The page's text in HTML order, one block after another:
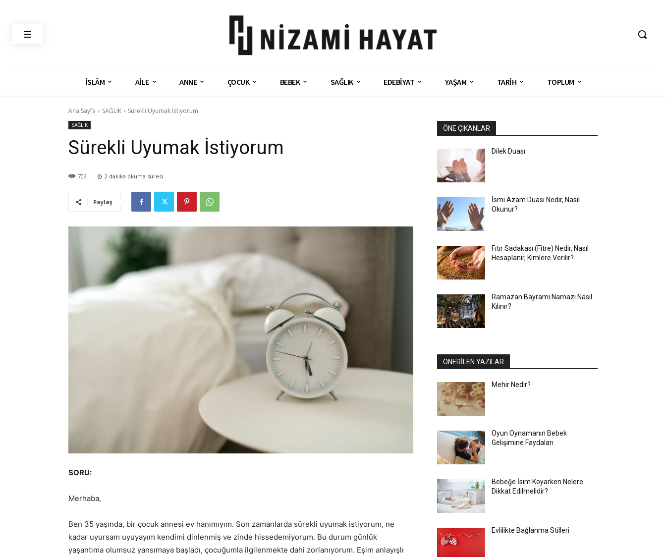
İSLÂM AİLE ANNE ÇOCUK BEBEK SAĞLIK EDEBİYAT YAŞAM TARİH TOPLUM
Ana Sayfa SAĞLIK Sürekli Uyumak İstiyorum
SAĞLIK
Sürekli Uyumak İstiyorum
703 2 dakika okuma süresi
Paylaş
SORU:
Merhaba,
Ben 35 yaşında, bir çocuk annesi ev hanımıyım. Son zamanlarda sürekli uyumak istiyorum, ne
kadar uyursam uyuyayım kendimi dinlenmiş ve zinde hissedemiyorum. Bu durum günlük
yaşantıma olumsuz yansımaya başladı, çocuğumla ilgilenmekte dahi zorlanıyorum. Eşim anlayışlı
ÖNE ÇIKANLAR
Dilek Duası
İsmi Azam Duası Nedir, Nasıl
Okunur?
Fıtır Sadakası (Fitre) Nedir, Nasıl
Hesaplanır, Kimlere Verilir?
Ramazan Bayramı Namazı Nasıl
Kılınır?
ÖNERİLEN YAZILAR
Mehir Nedir?
Oyun Oynamanın Bebek
Gelişimine Faydaları
Bebeğe İsim Koyarken Nelere
Dikkat Edilmelidir?
Evlilikte Bağlanma Stilleri